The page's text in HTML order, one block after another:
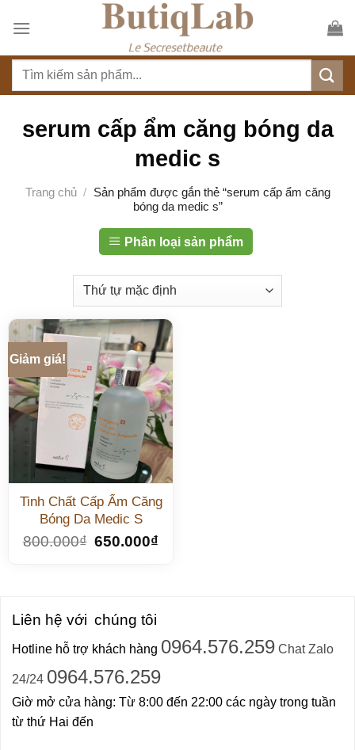
serum cấp ẩm căng bóng da
medic s
Trang chủ / Sản phẩm được gắn thẻ “serum cấp ẩm căng
bóng da medic s”
Phân loại sản phẩm
Giảm giá!
Tinh Chất Cấp Ẩm Căng
Bóng Da Medic S
800.000₫ 650.000₫
Liên hệ với chúng tôi
Hotline hỗ trợ khách hàng 0964.576.259Chat Zalo
24/24 0964.576.259
Giờ mở cửa hàng: Từ 8:00 đến 22:00 các ngày trong tuần
từ thứ Hai đến